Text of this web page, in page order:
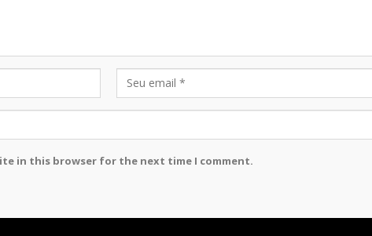
in this browser for the next time I comment.